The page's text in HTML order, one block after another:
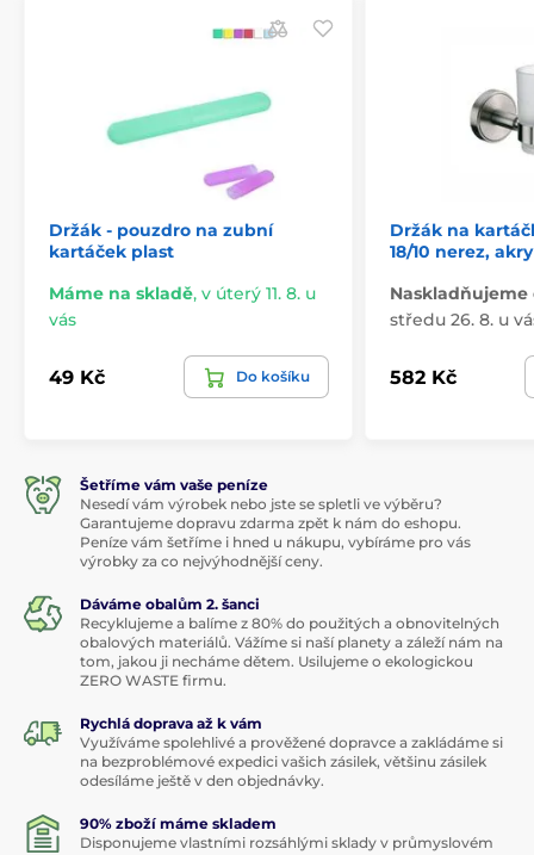
Držák - pouzdro na zubní
kartáček plast
Máme na skladě, v úterý 11. 8. u
vás
49 Kč Do košíku
Držák na
18/10 nerez,
Naskladňujeme
středu 26. 8. u
582 Kč
Šetříme vám vaše peníze
Nesedí vám výrobek nebo jste se spletli ve výběru?
Garantujeme dopravu zdarma zpět k nám do eshopu.
Peníze vám šetříme i hned u nákupu, vybíráme pro vás
výrobky za co nejvýhodnější ceny.
Dáváme obalům 2. šanci
Recyklujeme a balíme z 80% do použitých a obnovitelných
obalových materiálů. Vážíme si naší planety a záleží nám na
tom, jakou ji necháme dětem. Usilujeme o ekologickou
ZERO WASTE firmu.
Rychlá doprava až k vám
Využíváme spolehlivé a prověžené dopravce a zakládáme si
na bezproblémové expedici vašich zásilek, většinu zásilek
odesíláme ještě v den objednávky.
90% zboží máme skladem
Disponujeme vlastními rozsáhlými sklady v průmyslovém